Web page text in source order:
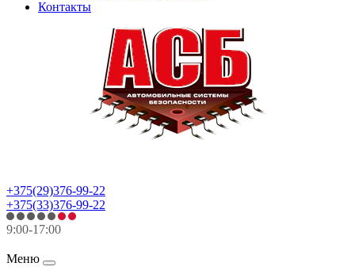
Контакты
+375(29)376-99-22
+375(33)376-99-22
9:00-17:00
Меню